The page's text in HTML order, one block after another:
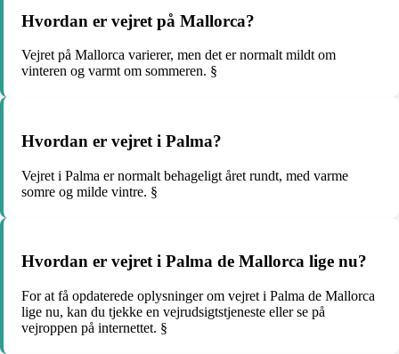
Hvordan er vejret på Mallorca?
Vejret på Mallorca varierer, men det er normalt mildt om
vinteren og varmt om sommeren. §
Hvordan er vejret i Palma?
Vejret i Palma er normalt behageligt året rundt, med varme
somre og milde vintre. §
Hvordan er vejret i Palma de Mallorca lige nu?
For at få opdaterede oplysninger om vejret i Palma de Mallorca
lige nu, kan du tjekke en vejrudsigtstjeneste eller se på
vejroppen på internettet. §